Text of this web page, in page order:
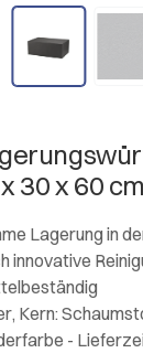
30 x 60 cm
Lagerung in
innovative
Kern:
-